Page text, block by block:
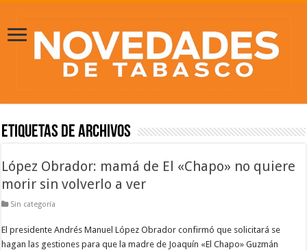
Etiquetas de Archivos
López Obrador: mamá de El «Chapo» no quiere
morir sin volverlo a ver
Sin categoría
El presidente Andrés Manuel López Obrador confirmó que solicitará se
hagan las gestiones para que la madre de Joaquín «El Chapo» Guzmán